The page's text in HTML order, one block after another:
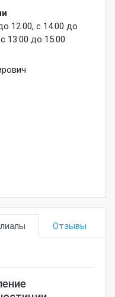
12.00, с 14.00 до
13.00 до 15.00
Отзывы